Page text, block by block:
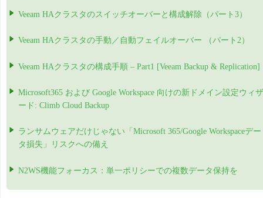
Veeam HAクラスタのスイッチオーバーと構成解除（パート3）
Veeam HAクラスタの手動／自動フェイルオーバー （パート2）
Veeam HAクラスタの構成手順 – Part1 [Veeam Backup & Replication]
Microsoft365 および Google Workspace 向けの新ドメイン設定ウィザ
ード: Climb Cloud Backup
ランサムウェアだけじゃない「Microsoft 365/Google Workspaceデー
タ損失」リスクへの備え
N2WS機能フォーカス：単一ポリシーでの複数データ保持を